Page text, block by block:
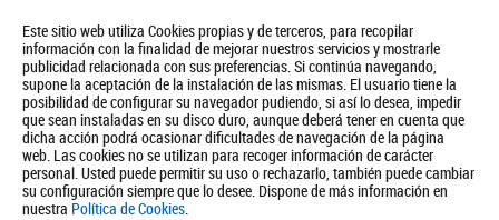
Este sitio web utiliza Cookies propias y de terceros, para recopilar
información con la finalidad de mejorar nuestros servicios y mostrarle
publicidad relacionada con sus preferencias. Si continúa navegando,
supone la aceptación de la instalación de las mismas. El usuario tiene la
posibilidad de configurar su navegador pudiendo, si así lo desea, impedir
que sean instaladas en su disco duro, aunque deberá tener en cuenta que
dicha acción podrá ocasionar dificultades de navegación de la página
web. Las cookies no se utilizan para recoger información de carácter
personal. Usted puede permitir su uso o rechazarlo, también puede cambiar
su configuración siempre que lo desee. Dispone de más información en
nuestra Política de Cookies.
Quiénes somos Turismo Política de Privacidad Aviso Legal
Política de Cookies
BUSCAR